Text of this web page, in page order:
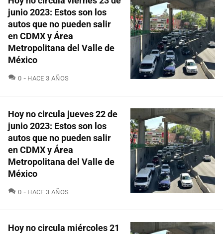
junio 2023: Estos son los
autos que no pueden salir
en CDMX y Área
Metropolitana del Valle de
México
0 COMENTARIOS
HACE 3 AÑOS
Hoy no circula jueves 22 de
junio 2023: Estos son los
autos que no pueden salir
en CDMX y Área
Metropolitana del Valle de
México
0 COMENTARIOS
HACE 3 AÑOS
Hoy no circula miércoles 21